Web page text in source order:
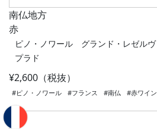
南仏地方
赤
ピノ・ノワール グランド・レゼル
プラド
¥2,600（税抜）
#ピノ・ノワール #フランス #南仏 #赤ワイン